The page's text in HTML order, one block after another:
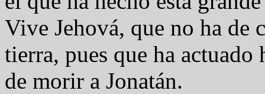
Vive Jehová, que no ha de
tierra, pues que ha
de morir a Jonatán.